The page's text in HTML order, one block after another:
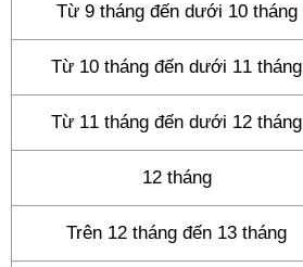
Từ 9 tháng đến dưới 10 tháng
Từ 10 tháng đến dưới 11 tháng
Từ 11 tháng đến dưới 12 tháng
12 tháng
Trên 12 tháng đến 13 tháng